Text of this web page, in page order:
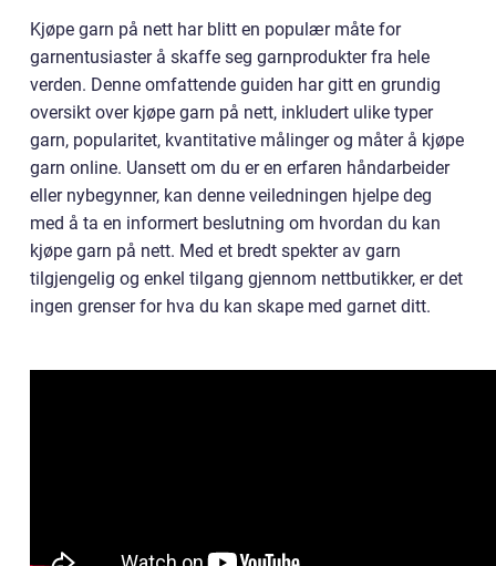
Kjøpe garn på nett har blitt en populær måte for
garnentusiaster å skaffe seg garnprodukter fra hele
verden. Denne omfattende guiden har gitt en grundig
oversikt over kjøpe garn på nett, inkludert ulike typer
garn, popularitet, kvantitative målinger og måter å kjøpe
garn online. Uansett om du er en erfaren håndarbeider
eller nybegynner, kan denne veiledningen hjelpe deg
med å ta en informert beslutning om hvordan du kan
kjøpe garn på nett. Med et bredt spekter av garn
tilgjengelig og enkel tilgang gjennom nettbutikker, er det
ingen grenser for hva du kan skape med garnet ditt.